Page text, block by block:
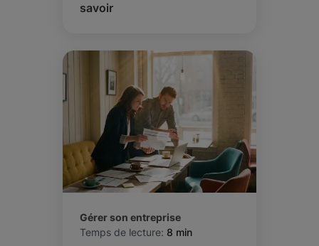
savoir
Gérer son entreprise
Temps de lecture: 8 min